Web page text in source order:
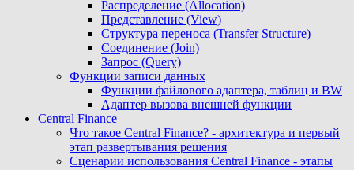
Распределение (Allocation)
Представление (View)
Структура переноса (Transfer Structure)
Соединение (Join)
Запрос (Query)
Функции записи данных
Функции файлового адаптера, таблиц и BW
Адаптер вызова внешней функции
Central Finance
Что такое Central Finance? - архитектура и первый
этап развертывания решения
Сценарии использования Central Finance - этапы